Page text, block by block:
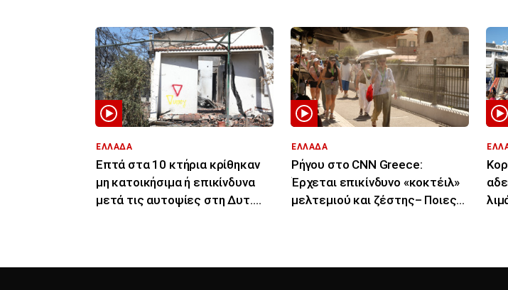
ΕΛΛΑΔΑ
Επτά στα 10 κτήρια κρίθηκαν
μη κατοικήσιμα ή επικίνδυνα
μετά τις αυτοψίες στη Δυτ.
ΕΛΛΑΔΑ
Ρήγου στο CNN Greece:
Έρχεται επικίνδυνο «κοκτέιλ»
μελτεμιού και ζέστης– Ποιες